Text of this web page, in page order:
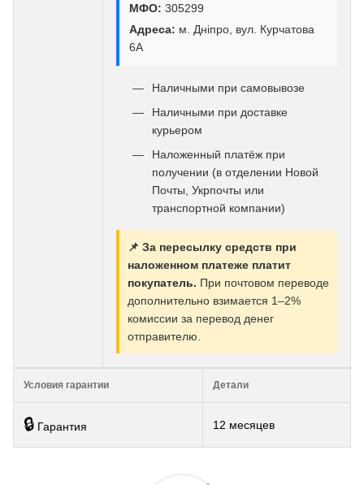
МФО: 305299
Адреса: м. Дніпро, вул. Курчатова
6А
Наличными при самовывозе
Наличными при доставке
курьером
Наложенный платёж при
получении (в отделении Новой
Почты, Укрпочты или
транспортной компании)
📌 За пересылку средств при
наложенном платеже платит
покупатель. При почтовом переводе
дополнительно взимается 1–2%
комиссии за перевод денег
отправителю.
Условия гарантии Детали
🔒 Гарантия 12 месяцев